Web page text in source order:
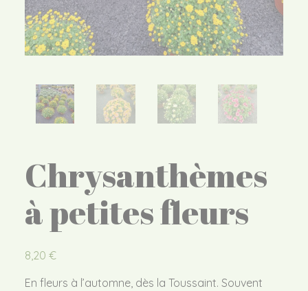
Chrysanthèmes
à petites fleurs
8,20 €
En fleurs à l’automne, dès la Toussaint. Souvent